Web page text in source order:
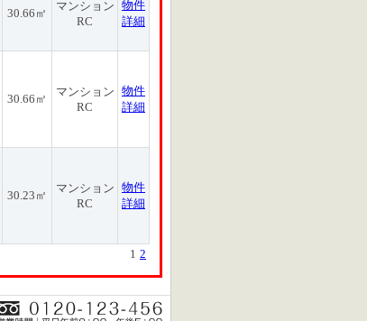
30.66㎡
マンション
RC
物件
詳細
30.66㎡
マンション
RC
物件
詳細
30.23㎡
マンション
RC
物件
詳細
1 2